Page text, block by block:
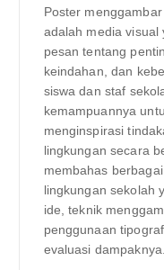
Poster
adalah media visual
pesan tentang
keindahan, dan
siswa dan staf
kemampuannya
menginspirasi
lingkungan secara
membahas
lingkungan sekolah
ide, teknik
penggunaan
evaluasi dampaknya.